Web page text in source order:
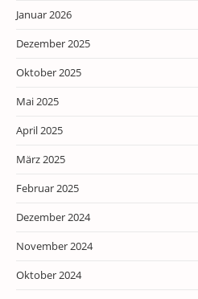
Januar 2026
Dezember 2025
Oktober 2025
Mai 2025
April 2025
März 2025
Februar 2025
Dezember 2024
November 2024
Oktober 2024